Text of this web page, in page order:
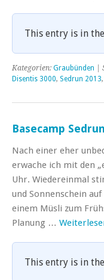
This entry is in
Kategorien: Graubünden |
Disentis 3000, Sedrun 2013,
Basecamp
Nach einer eher
erwache ich mit den
Uhr. Wiedereinmal
und Sonnenschein
einem Müsli zum
Planung …
This entry is in